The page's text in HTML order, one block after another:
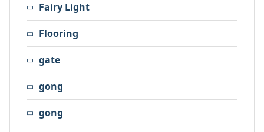
Fairy Light
Flooring
gate
gong
gong